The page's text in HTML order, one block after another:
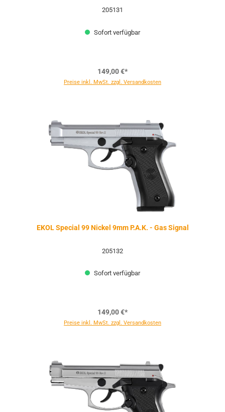
205131
Sofort verfügbar
149,00 €*
Preise inkl. MwSt. zzgl. Versandkosten
EKOL Special 99 Nickel 9mm P.A.K. - Gas Signal
205132
Sofort verfügbar
149,00 €*
Preise inkl. MwSt. zzgl. Versandkosten